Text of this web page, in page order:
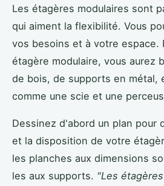
Les étagères modulaires sont
qui aiment la flexibilité. Vous
vos besoins et à votre espace.
étagère modulaire, vous aurez
de bois, de supports en métal,
comme une scie et une
Dessinez d'abord un plan pour
et la disposition de votre
les planches aux dimensions
les aux supports. "Les